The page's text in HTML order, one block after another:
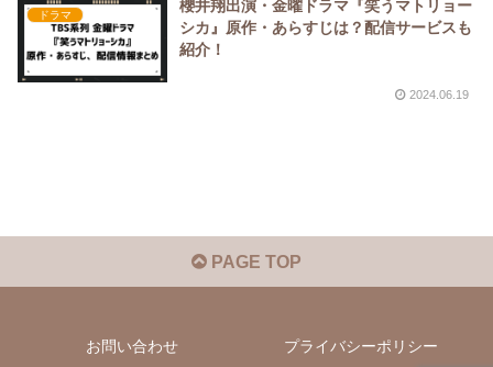
ドラマ
櫻井翔出演・金曜ドラマ『笑うマトリョー
シカ』原作・あらすじは？配信サービスも
紹介！
2024.06.19
PAGE TOP
お問い合わせ プライバシーポリシー